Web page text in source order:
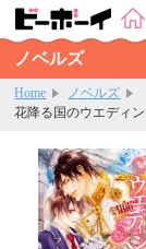
ノベルズ
Home
ノベルズ
花降る国のウエディ